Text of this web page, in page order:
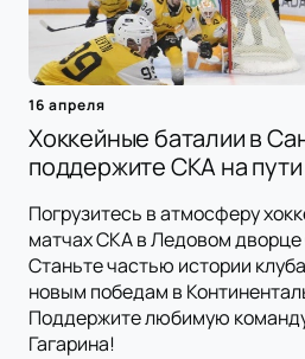
16 апреля
Хоккейные баталии в
поддержите СКА на пути
Погрузитесь в атмосферу
матчах СКА в Ледовом
Станьте частью истории
новым победам в
Поддержите любимую команду
Гагарина!